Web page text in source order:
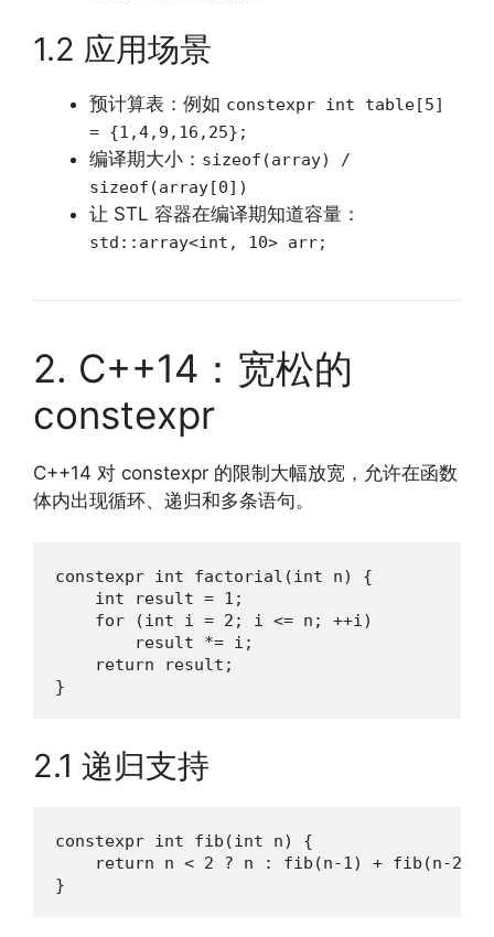
1.2 应用场景
预计算表：例如 constexpr int table[5]
= {1,4,9,16,25};
编译期大小： sizeof(array) /
sizeof(array[0])
让 STL 容器在编译期知道容量：
std::array<int, 10> arr;
2. C++14：宽松的
constexpr
C++14 对 constexpr 的限制大幅放宽，允许在函数
体内出现循环、递归和多条语句。
constexpr int factorial(int n) {
    int result = 1;
    for (int i = 2; i <= n; ++i)
        result *= i;
    return result;
}
2.1 递归支持
constexpr int fib(int n) {
    return n < 2 ? n : fib(n-1) + fib(n-2);
}